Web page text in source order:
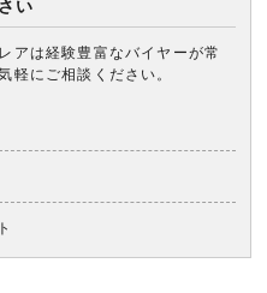
い
アは経験豊富なバイヤーが常
軽にご相談ください。